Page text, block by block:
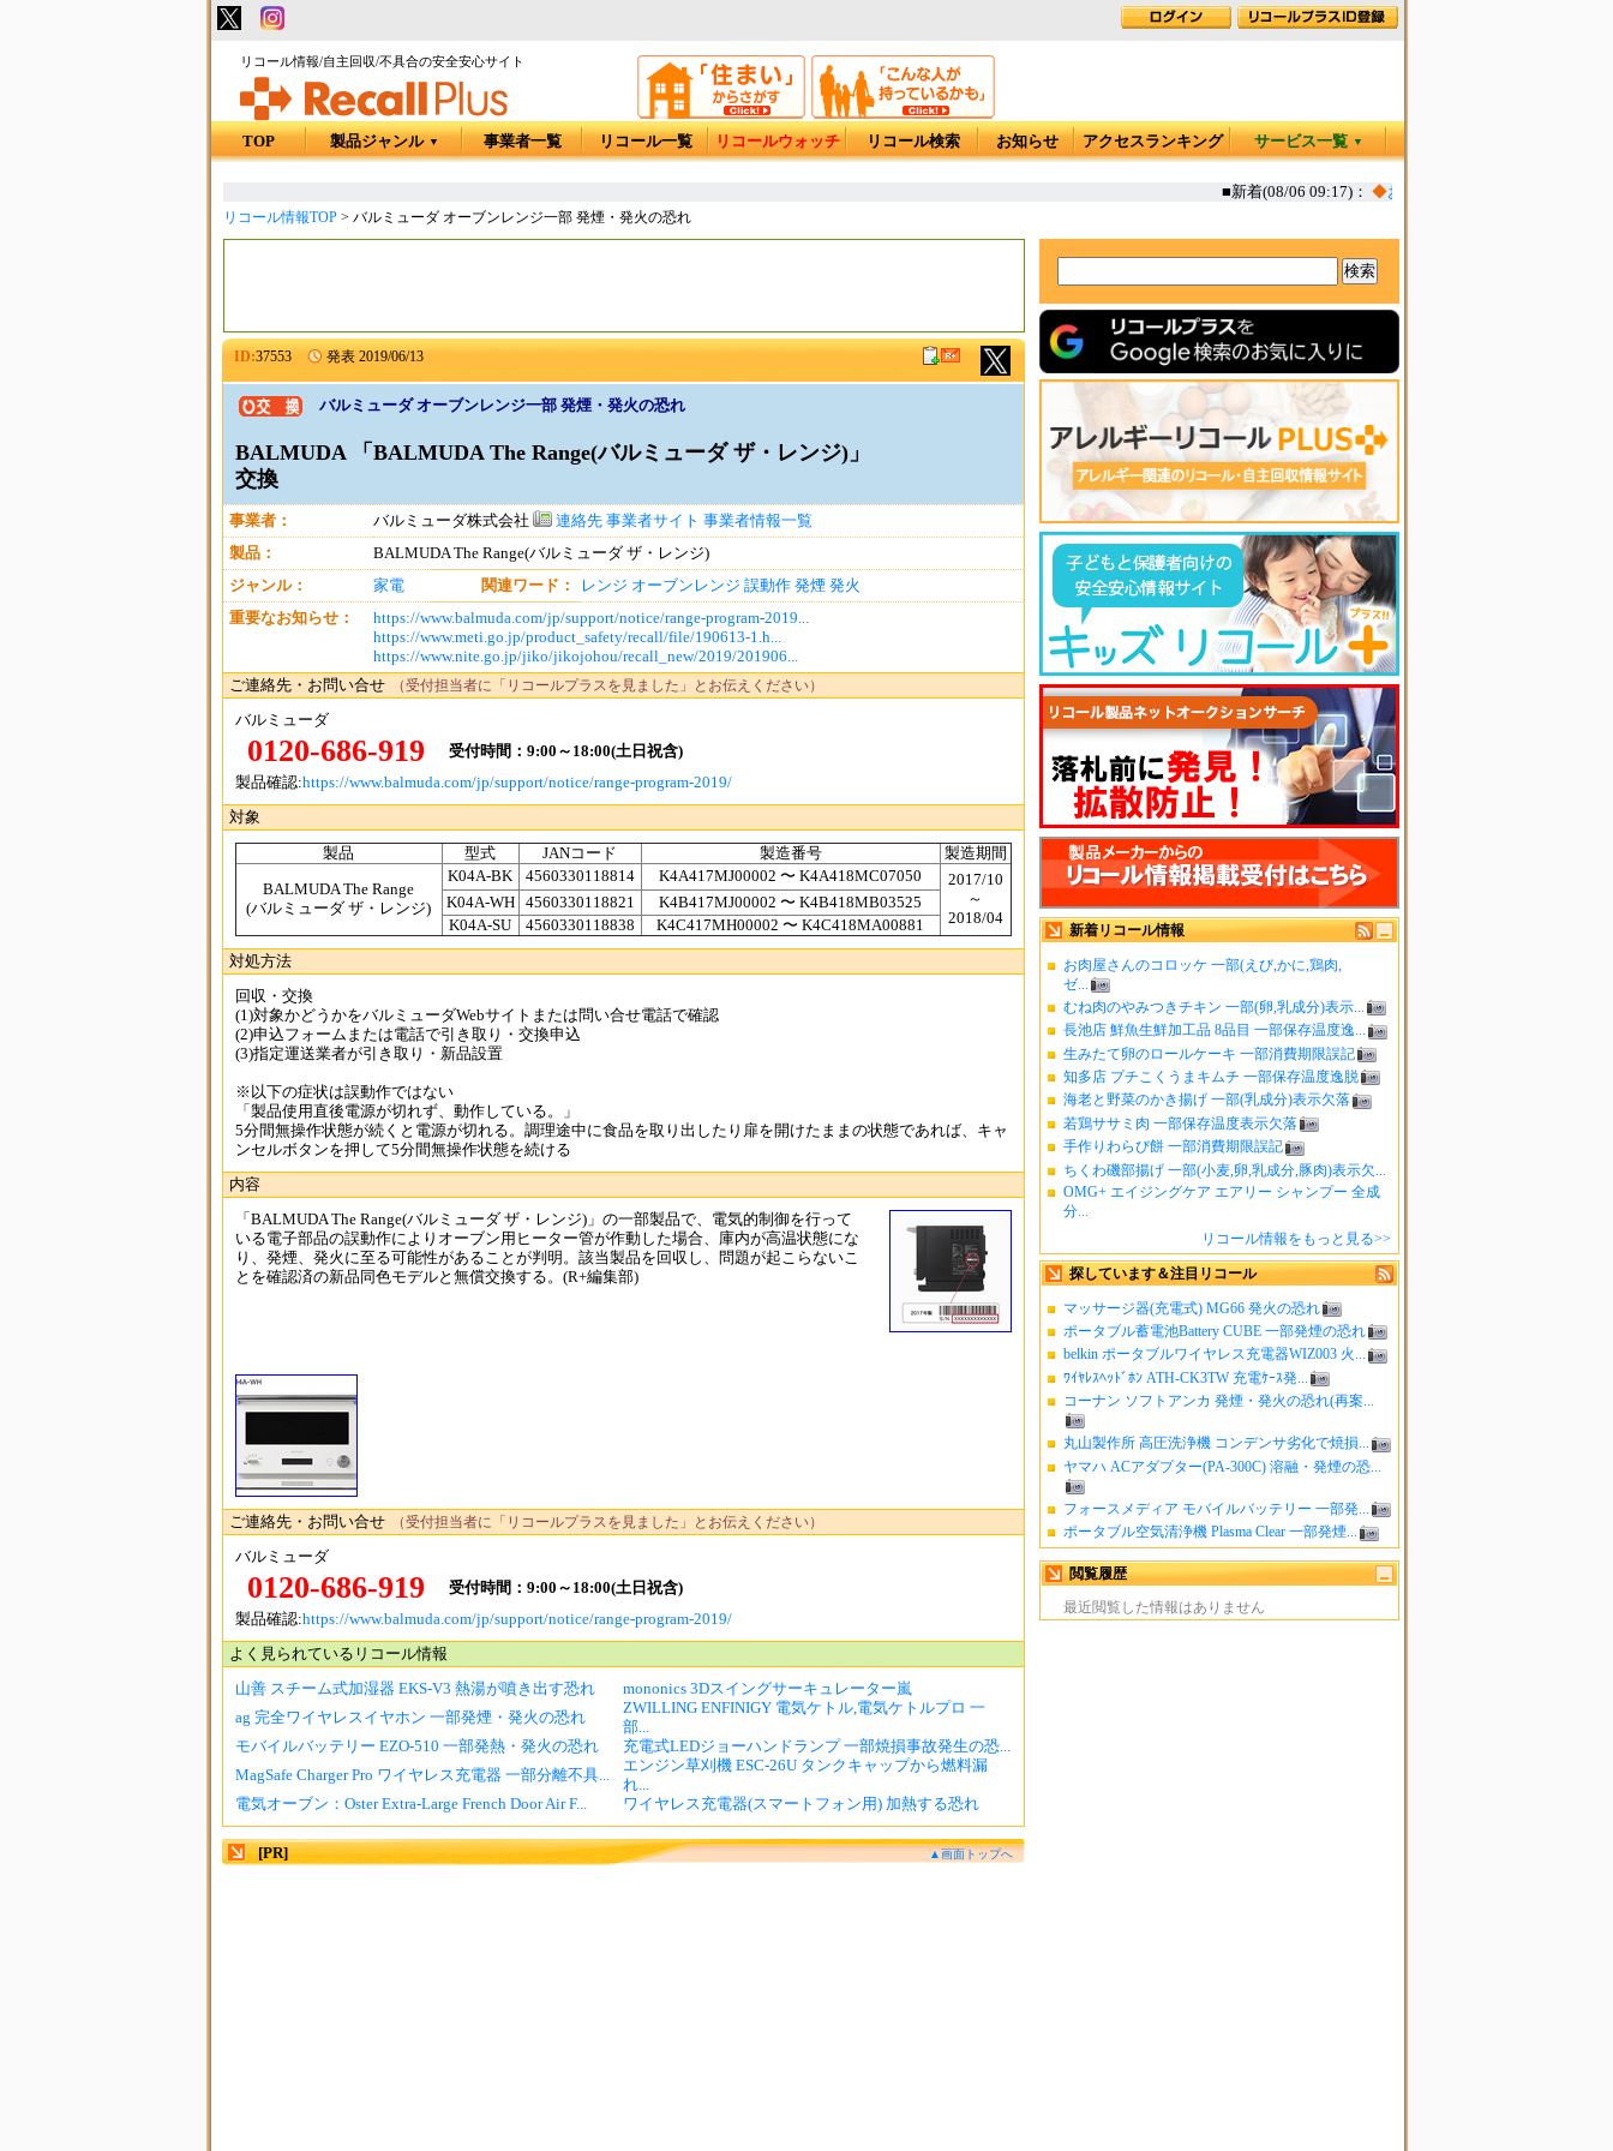
リコール情報/自主回収/不具合の安全安心サイト
TOP 製品ジャンル ▼ 事業者一覧 リコール一覧 リコールウォッチ リコール検索 お知らせ アクセスランキング サービス一覧 ▼
■新着(08/06 09:17)： ◆お肉屋さんのコロッケ 一部(えび,
リコール情報TOP> バルミューダ オーブンレンジ一部 発煙・発火の恐れ
新着リコール情報
お肉屋さんのコロッケ 一部(えび,かに,鶏肉,
ゼ...
むね肉のやみつきチキン 一部(卵,乳成分)表示...
長池店 鮮魚生鮮加工品 8品目 一部保存温度逸...
生みたて卵のロールケーキ 一部消費期限誤記
知多店 プチこくうまキムチ 一部保存温度逸脱
海老と野菜のかき揚げ 一部(乳成分)表示欠落
若鶏ササミ肉 一部保存温度表示欠落
手作りわらび餅 一部消費期限誤記
ちくわ磯部揚げ 一部(小麦,卵,乳成分,豚肉)表示欠...
OMG+ エイジングケア エアリー シャンプー 全成
分...
リコール情報をもっと見る>>
探しています＆注目リコール
マッサージ器(充電式) MG66 発火の恐れ
ポータブル蓄電池Battery CUBE 一部発煙の恐れ
belkin ポータブルワイヤレス充電器WIZ003 火...
ﾜｲﾔﾚｽﾍｯﾄﾞﾎﾝ ATH-CK3TW 充電ｹｰｽ発...
コーナン ソフトアンカ 発煙・発火の恐れ(再案...
丸山製作所 高圧洗浄機 コンデンサ劣化で焼損...
ヤマハ ACアダプター(PA-300C) 溶融・発煙の恐...
フォースメディア モバイルバッテリー 一部発...
ポータブル空気清浄機 Plasma Clear 一部発煙...
閲覧履歴
最近閲覧した情報はありません
ID:37553 発表 2019/06/13
バルミューダ オーブンレンジ一部 発煙・発火の恐れ
BALMUDA 「BALMUDA The Range(バルミューダ ザ・レンジ)」
交換
事業者： バルミューダ株式会社 連絡先 事業者サイト 事業者情報一覧
製品：
BALMUDA The Range(バルミューダ ザ・レンジ)
ジャンル：
家電 関連ワード： レンジ オーブンレンジ 誤動作 発煙 発火
重要なお知らせ：
https://www.balmuda.com/jp/support/notice/range-program-2019...
https://www.meti.go.jp/product_safety/recall/file/190613-1.h...
https://www.nite.go.jp/jiko/jikojohou/recall_new/2019/201906...
ご連絡先・お問い合せ
（受付担当者に「リコールプラスを見ました」とお伝えください）
バルミューダ
0120-686-919
受付時間：9:00～18:00(土日祝含)
製品確認:https://www.balmuda.com/jp/support/notice/range-program-2019/
対象
製品 型式 JANコード 製造番号 製造期間
BALMUDA The Range
(バルミューダ ザ・レンジ)
K04A-BK 4560330118814 K4A417MJ00002 〜 K4A418MC07050
2017/10
～
2018/04
K04A-WH 4560330118821
K4B417MJ00002 〜 K4B418MB03525
K04A-SU
4560330118838 K4C417MH00002 〜 K4C418MA00881
対処方法
回収・交換
(1)対象かどうかをバルミューダWebサイトまたは問い合せ電話で確認
(2)申込フォームまたは電話で引き取り・交換申込
(3)指定運送業者が引き取り・新品設置
※以下の症状は誤動作ではない
「製品使用直後電源が切れず、動作している。」
5分間無操作状態が続くと電源が切れる。調理途中に食品を取り出したり扉を開けたままの状態であれば、キャ
ンセルボタンを押して5分間無操作状態を続ける
内容
「BALMUDA The Range(バルミューダ ザ・レンジ)」の一部製品で、電気的制御を行って
いる電子部品の誤動作によりオーブン⽤ヒーター管が作動した場合、庫内が⾼温状態にな
り、発煙、発⽕に⾄る可能性があることが判明。該当製品を回収し、問題が起こらないこ
とを確認済の新品同色モデルと無償交換する。(R+編集部)
ご連絡先・お問い合せ （受付担当者に「リコールプラスを見ました」とお伝えください）
バルミューダ
0120-686-919
受付時間：9:00～18:00(土日祝含)
製品確認:https://www.balmuda.com/jp/support/notice/range-program-2019/
よく見られているリコール情報
山善 スチーム式加湿器 EKS-V3 熱湯が噴き出す恐れ
mononics 3Dスイングサーキュレーター嵐
ag 完全ワイヤレスイヤホン 一部発煙・発火の恐れ
ZWILLING ENFINIGY 電気ケトル,電気ケトルプロ 一
部...
モバイルバッテリー EZO-510 一部発熱・発火の恐れ
充電式LEDジョーハンドランプ 一部焼損事故発生の恐...
MagSafe Charger Pro ワイヤレス充電器 一部分離不具...
エンジン草刈機 ESC-26U タンクキャップから燃料漏
れ...
電気オーブン：Oster Extra-Large French Door Air F...
ワイヤレス充電器(スマートフォン用) 加熱する恐れ
[PR] ▲画面トップへ